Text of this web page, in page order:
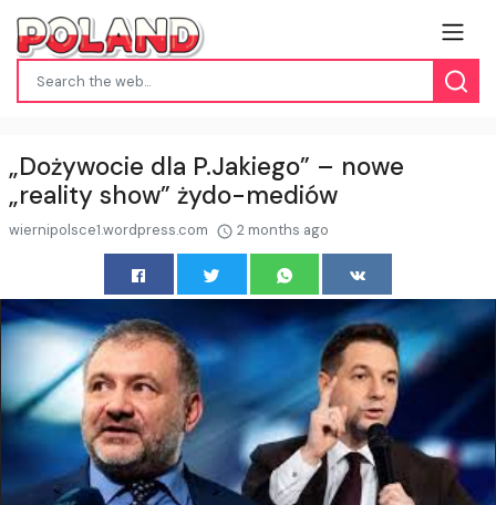
„Dożywocie dla P.Jakiego” – nowe
„reality show” żydo-mediów
wiernipolsce1.wordpress.com 2 months ago